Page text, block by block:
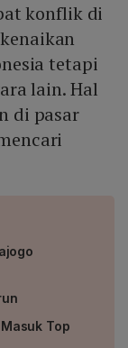
konflik di
tetapi
lain. Hal
di pasar
Top